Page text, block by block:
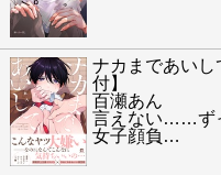
ナカまであい
付】
百瀬あん
言えない……ず
女子顔負 …